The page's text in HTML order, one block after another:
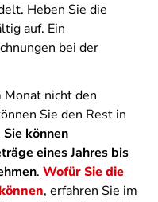
Heben Sie die
auf. Ein
bei der
nicht den
Sie den Rest in
Sie können
eines Jahres bis
. Wofür Sie die
, erfahren Sie im